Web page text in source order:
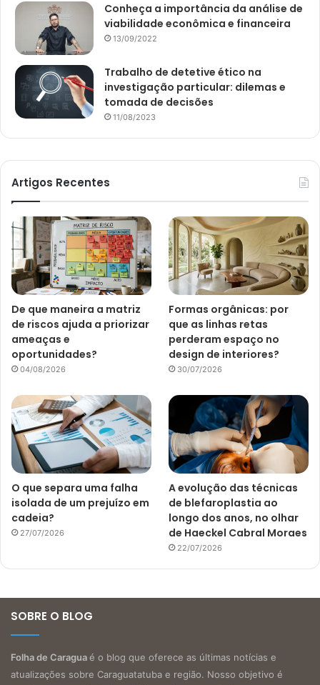
Conheça a importância da análise de
viabilidade econômica e financeira
13/09/2022
Trabalho de detetive ético na
investigação particular: dilemas e
tomada de decisões
11/08/2023
Artigos Recentes
De que maneira a matriz
de riscos ajuda a priorizar
ameaças e
oportunidades?
04/08/2026
Formas orgânicas: por
que as linhas retas
perderam espaço no
design de interiores?
30/07/2026
O que separa uma falha
isolada de um prejuízo em
cadeia?
27/07/2026
A evolução das técnicas
de blefaroplastia ao
longo dos anos, no olhar
de Haeckel Cabral Moraes
22/07/2026
SOBRE O BLOG
Folha de Caraguaé o blog que oferece as últimas notícias e
atualizações sobre Caraguatatuba e região. Nosso objetivo é